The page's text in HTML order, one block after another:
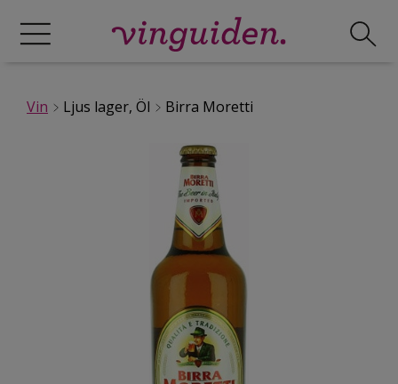
Vin Ljus lager, Öl Birra Moretti